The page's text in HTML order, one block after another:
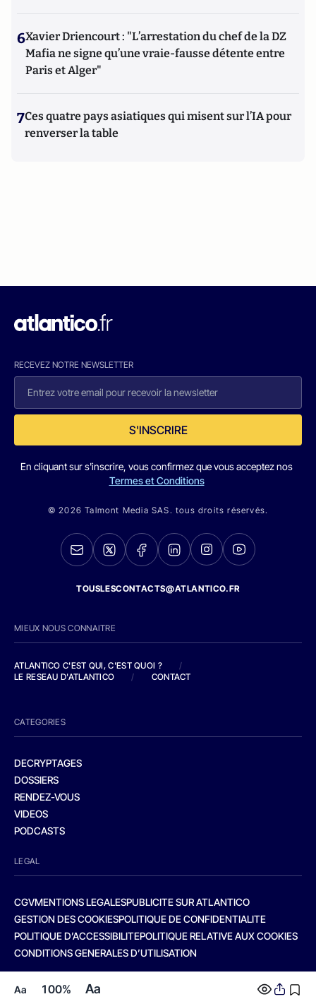
Aa 100% Aa
6Xavier Driencourt : "L’arrestation du chef de la DZ
Mafia ne signe qu’une vraie-fausse détente entre
Paris et Alger"
7Ces quatre pays asiatiques qui misent sur l’IA pour
renverser la table
RECEVEZ NOTRE NEWSLETTER
S'INSCRIRE
En cliquant sur s'inscrire, vous confirmez que vous acceptez nos
Termes et Conditions
© 2026 Talmont Media SAS. tous droits réservés.
TOUSLESCONTACTS@ATLANTICO.FR
MIEUX NOUS CONNAITRE
ATLANTICO C'EST QUI, C'EST QUOI ?
/
LE RESEAU D'ATLANTICO
/ CONTACT
CATEGORIES
DECRYPTAGES
DOSSIERS
RENDEZ-VOUS
VIDEOS
PODCASTS
LEGAL
CGVMENTIONS LEGALESPUBLICITE SUR ATLANTICO
GESTION DES COOKIESPOLITIQUE DE CONFIDENTIALITE
POLITIQUE D’ACCESSIBILITEPOLITIQUE RELATIVE AUX COOKIES
CONDITIONS GENERALES D’UTILISATION